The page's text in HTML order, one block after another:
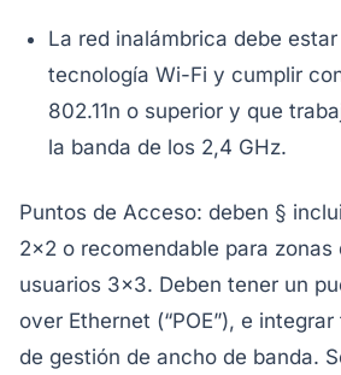
La red inalámbrica debe
tecnología Wi-Fi y cumplir
802.11n o superior y que
la banda de los 2,4 GHz.
Puntos de Acceso: deben §
2×2 o recomendable para zonas
usuarios 3×3. Deben tener un
over Ethernet (“POE”), e
de gestión de ancho de banda.